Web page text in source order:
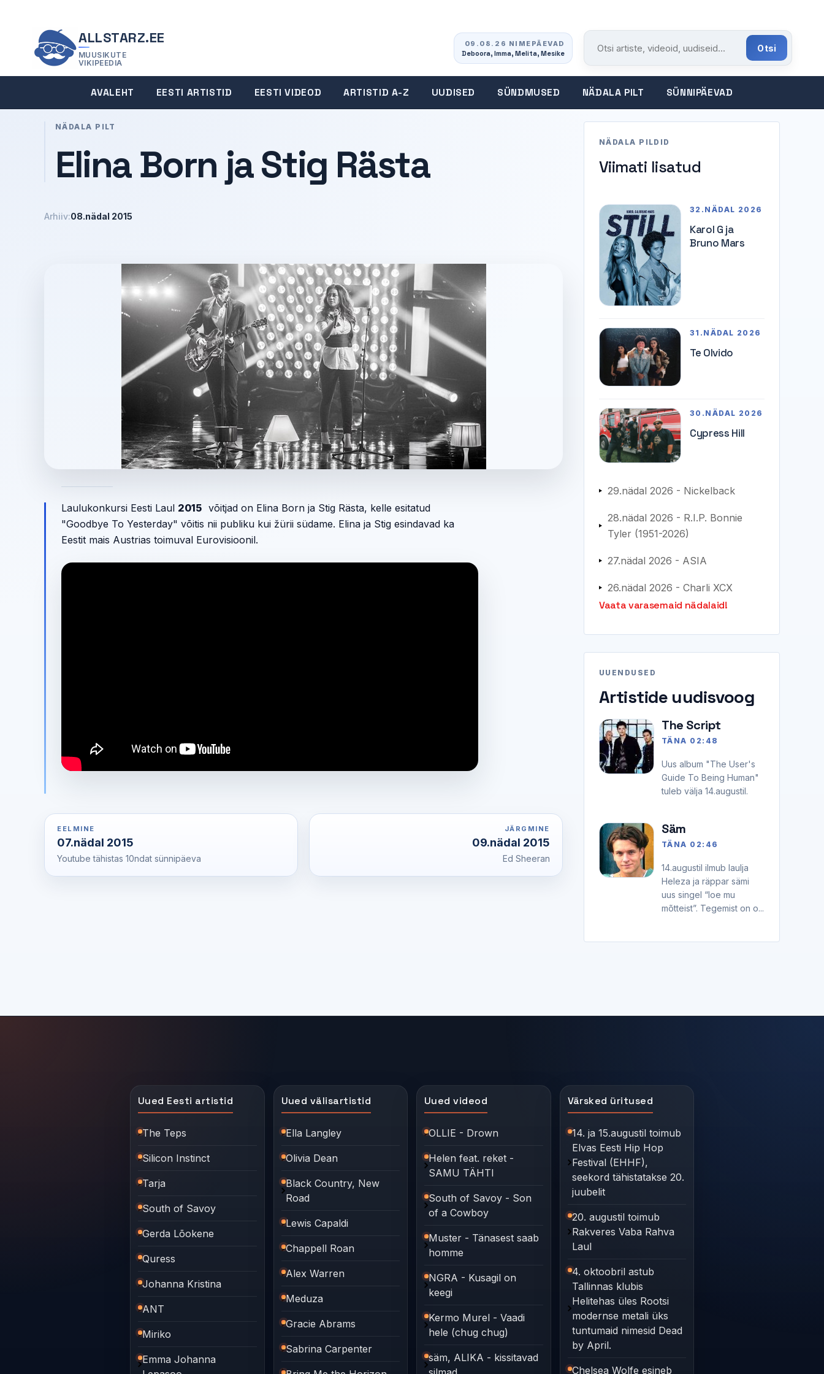
ALLSTARZ.EE
MUUSIKUTE
VIKIPEEDIA
09.08.26 NIMEPÄEVAD
Deboora, Imma, Melita, Mesike
Otsi portaalist
Otsi
AVALEHT EESTI ARTISTID EESTI VIDEOD ARTISTID A-Z UUDISED SÜNDMUSED NÄDALA PILT SÜNNIPÄEVAD
NÄDALA PILT
Elina Born ja Stig Rästa
Arhiiv:08.nädal 2015
Laulukonkursi Eesti Laul 2015 võitjad on Elina Born ja Stig Rästa, kelle esitatud
"Goodbye To Yesterday" võitis nii publiku kui žürii südame. Elina ja Stig esindavad ka
Eestit mais Austrias toimuval Eurovisioonil.
EELMINE
07.nädal 2015
Youtube tähistas 10ndat sünnipäeva
JÄRGMINE
09.nädal 2015
Ed Sheeran
NÄDALA PILDID
Viimati lisatud
32.NÄDAL 2026
Karol G ja
Bruno Mars
31.NÄDAL 2026
Te Olvido
30.NÄDAL 2026
Cypress Hill
29.nädal 2026 - Nickelback
28.nädal 2026 - R.I.P. Bonnie
Tyler (1951-2026)
27.nädal 2026 - ASIA
26.nädal 2026 - Charli XCX
Vaata varasemaid nädalaid!
UUENDUSED
Artistide uudisvoog
TÄNA 02:48
The Script
Uus album "The User's
Guide To Being Human"
tuleb välja 14.augustil.
TÄNA 02:46
Säm
14.augustil ilmub laulja
Heleza ja räppar sämi
uus singel “loe mu
mõtteist”. Tegemist on o...
Uued Eesti artistid
The Teps
Silicon Instinct
Tarja
South of Savoy
Gerda Lõokene
Quress
Johanna Kristina
ANT
Miriko
Emma Johanna
Uued välisartistid
Ella Langley
Olivia Dean
Black Country, New
Road
Lewis Capaldi
Chappell Roan
Alex Warren
Meduza
Gracie Abrams
Sabrina Carpenter
Uued videod
OLLIE - Drown
Helen feat. reket -
SAMU TÄHTI
South of Savoy - Son
of a Cowboy
Muster - Tänasest saab
homme
NGRA - Kusagil on
keegi
Kermo Murel - Vaadi
hele (chug chug)
säm, ALIKA - kissitavad
Värsked üritused
14. ja 15.augustil toimub
Elvas Eesti Hip Hop
Festival (EHHF),
seekord tähistatakse 20.
juubelit
20. augustil toimub
Rakveres Vaba Rahva
Laul
4. oktoobril astub
Tallinnas klubis
Helitehas üles Rootsi
modernse metali üks
tuntumaid nimesid Dead
by April.
Chelsea Wolfe esineb